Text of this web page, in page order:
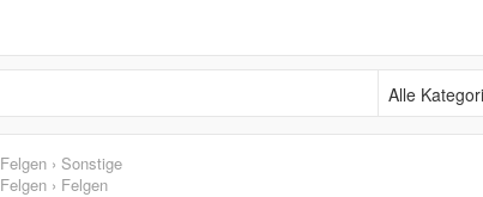
Alle Kategorien
› Sonstige
› Felgen